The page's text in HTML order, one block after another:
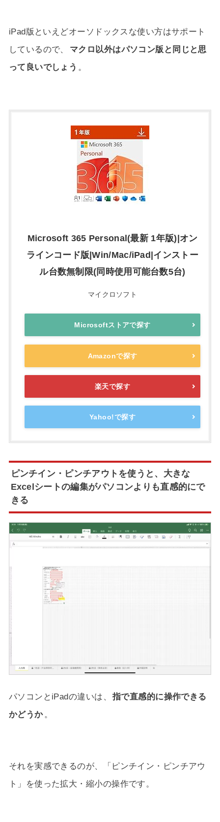
iPad版といえどオーソドックスな使い方はサポート
しているので、
マクロ以外はパソコン版と同じと思
って良いでしょう 。
Microsoft 365 Personal(最新 1年版)|オン
ラインコード版|Win/Mac/iPad|インストー
ル台数無制限(同時使用可能台数5台)
マイクロソフト
Microsoftストアで探す
Amazonで探す
楽天で探す
Yahoo!で探す
ピンチイン・ピンチアウトを使うと、大きな
Excelシートの編集がパソコンよりも直感的にで
きる
パソコンとiPadの違いは、
指で直感的に操作できる
かどうか。
それを実感できるのが、「ピンチイン・ピンチアウ
ト」を使った拡大・縮小の操作です。